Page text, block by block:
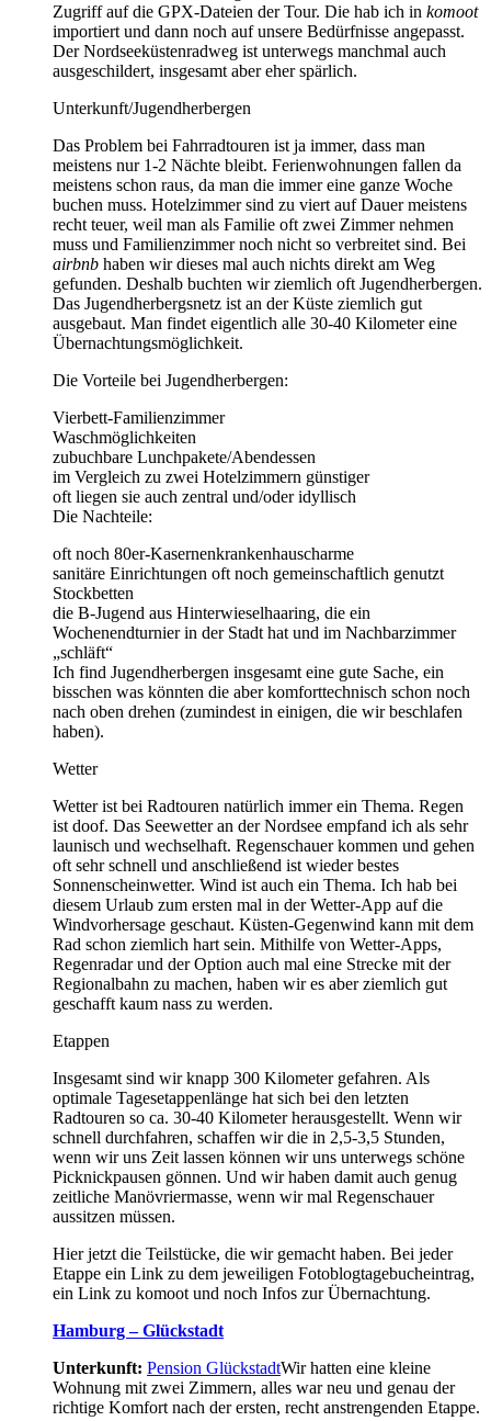
Zugriff auf die GPX-Dateien der Tour. Die hab ich in komoot
importiert und dann noch auf unsere Bedürfnisse angepasst.
Der Nordseeküstenradweg ist unterwegs manchmal auch
ausgeschildert, insgesamt aber eher spärlich.
Unterkunft/Jugendherbergen
Das Problem bei Fahrradtouren ist ja immer, dass man
meistens nur 1-2 Nächte bleibt. Ferienwohnungen fallen da
meistens schon raus, da man die immer eine ganze Woche
buchen muss. Hotelzimmer sind zu viert auf Dauer meistens
recht teuer, weil man als Familie oft zwei Zimmer nehmen
muss und Familienzimmer noch nicht so verbreitet sind. Bei
airbnb haben wir dieses mal auch nichts direkt am Weg
gefunden. Deshalb buchten wir ziemlich oft Jugendherbergen.
Das Jugendherbergsnetz ist an der Küste ziemlich gut
ausgebaut. Man findet eigentlich alle 30-40 Kilometer eine
Übernachtungsmöglichkeit.
Die Vorteile bei Jugendherbergen:
Vierbett-Familienzimmer
Waschmöglichkeiten
zubuchbare Lunchpakete/Abendessen
im Vergleich zu zwei Hotelzimmern günstiger
oft liegen sie auch zentral und/oder idyllisch
Die Nachteile:
oft noch 80er-Kasernenkrankenhauscharme
sanitäre Einrichtungen oft noch gemeinschaftlich genutzt
Stockbetten
die B-Jugend aus Hinterwieselhaaring, die ein
Wochenendturnier in der Stadt hat und im Nachbarzimmer
„schläft“
Ich find Jugendherbergen insgesamt eine gute Sache, ein
bisschen was könnten die aber komforttechnisch schon noch
nach oben drehen (zumindest in einigen, die wir beschlafen
haben).
Wetter
Wetter ist bei Radtouren natürlich immer ein Thema. Regen
ist doof. Das Seewetter an der Nordsee empfand ich als sehr
launisch und wechselhaft. Regenschauer kommen und gehen
oft sehr schnell und anschließend ist wieder bestes
Sonnenscheinwetter. Wind ist auch ein Thema. Ich hab bei
diesem Urlaub zum ersten mal in der Wetter-App auf die
Windvorhersage geschaut. Küsten-Gegenwind kann mit dem
Rad schon ziemlich hart sein. Mithilfe von Wetter-Apps,
Regenradar und der Option auch mal eine Strecke mit der
Regionalbahn zu machen, haben wir es aber ziemlich gut
geschafft kaum nass zu werden.
Etappen
Insgesamt sind wir knapp 300 Kilometer gefahren. Als
optimale Tagesetappenlänge hat sich bei den letzten
Radtouren so ca. 30-40 Kilometer herausgestellt. Wenn wir
schnell durchfahren, schaffen wir die in 2,5-3,5 Stunden,
wenn wir uns Zeit lassen können wir uns unterwegs schöne
Picknickpausen gönnen. Und wir haben damit auch genug
zeitliche Manövriermasse, wenn wir mal Regenschauer
aussitzen müssen.
Hier jetzt die Teilstücke, die wir gemacht haben. Bei jeder
Etappe ein Link zu dem jeweiligen Fotoblogtagebucheintrag,
ein Link zu komoot und noch Infos zur Übernachtung.
Hamburg – Glückstadt
Unterkunft: Pension GlückstadtWir hatten eine kleine
Wohnung mit zwei Zimmern, alles war neu und genau der
richtige Komfort nach der ersten, recht anstrengenden Etappe.